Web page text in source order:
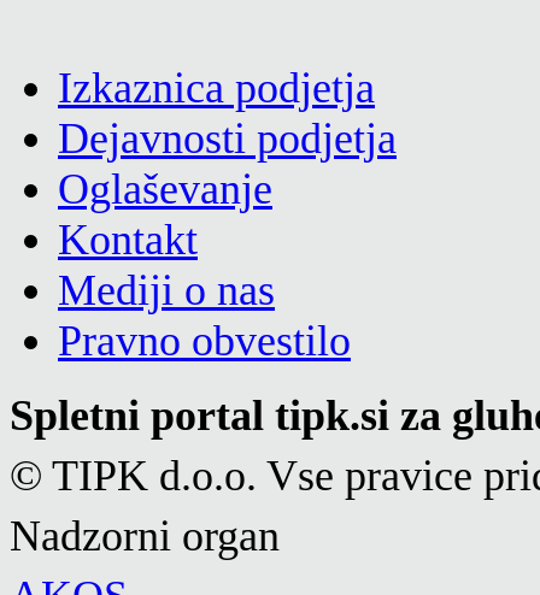
Izkaznica podjetja
Dejavnosti podjetja
Oglaševanje
Kontakt
Mediji o nas
Pravno obvestilo
Spletni portal tipk.si za
© TIPK d.o.o. Vse pravice
Nadzorni organ